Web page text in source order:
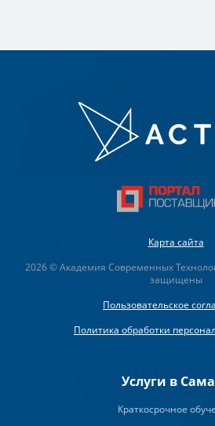
Карта сайта
2026 © Академия Современных
защищены
Пользовательское
Политика обработки
Услуги в
Краткосрочное